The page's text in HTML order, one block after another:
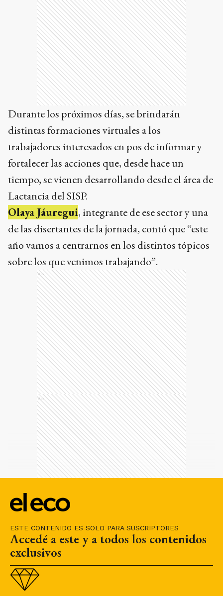
ESTE CONTENIDO ES SOLO PARA SUSCRIPTORES
Accedé a este y a todos los contenidos
exclusivos
Durante los próximos días, se brindarán
distintas formaciones virtuales a los
trabajadores interesados en pos de informar y
fortalecer las acciones que, desde hace un
tiempo, se vienen desarrollando desde el área de
Lactancia del SISP.
Olaya Jáuregui, integrante de ese sector y una
de las disertantes de la jornada, contó que “este
año vamos a centrarnos en los distintos tópicos
sobre los que venimos trabajando”.
Ads
Ads